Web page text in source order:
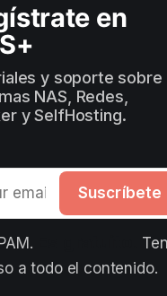
en
y soporte sobre
NAS, Redes,
y SelfHosting.
Suscríbete
Ten
a todo el contenido.